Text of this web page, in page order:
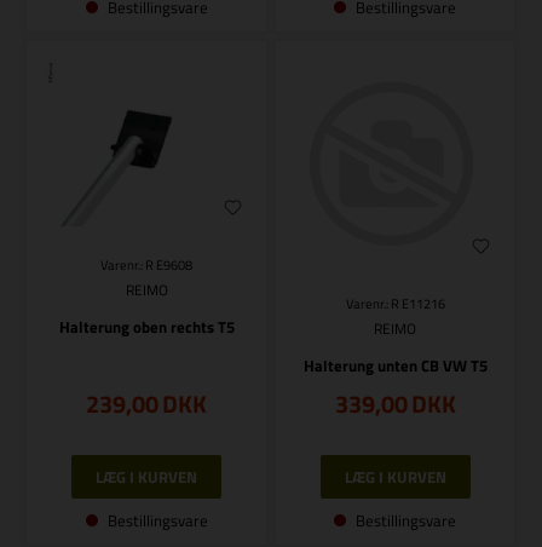
Bestillingsvare Bestillingsvare
Varenr.: R E9608
REIMO
Halterung oben rechts T5
239,00DKK
Bestillingsvare
Varenr.: R E11216
REIMO
Halterung unten CB VW T5
339,00DKK
Bestillingsvare